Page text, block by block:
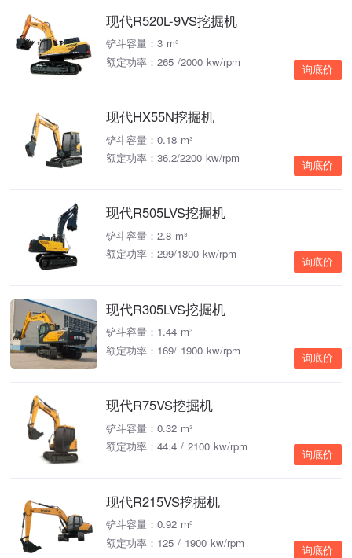
现代R520L-9VS挖掘机
铲斗容量：3 m³
额定功率：265 /2000 kw/rpm
询底价
现代HX55N挖掘机
铲斗容量：0.18 m³
额定功率：36.2/2200 kw/rpm
询底价
现代R505LVS挖掘机
铲斗容量：2.8 m³
额定功率：299/1800 kw/rpm
询底价
现代R305LVS挖掘机
铲斗容量：1.44 m³
额定功率：169/ 1900 kw/rpm
询底价
现代R75VS挖掘机
铲斗容量：0.32 m³
额定功率：44.4 / 2100 kw/rpm
询底价
现代R215VS挖掘机
铲斗容量：0.92 m³
额定功率：125 / 1900 kw/rpm
询底价